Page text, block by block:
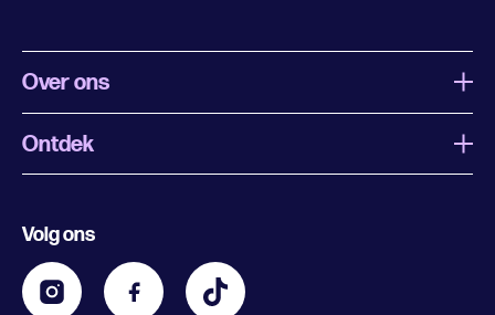
Over ons
Wat is Uitagenda Rotterdam
Contact
Zakelijk
Ontdek
Kids
Volg ons